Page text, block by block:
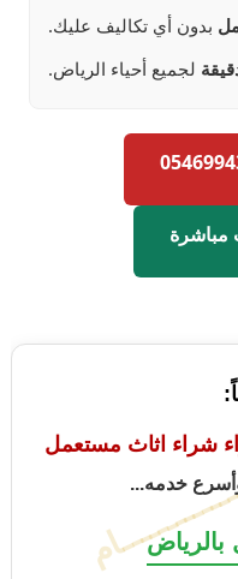
بدون أي تكاليف عليك.
لجميع أحياء الرياض.
مباشرة
شراء اثاث مستعمل
خدمه...